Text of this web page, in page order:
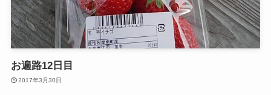
お遍路12日目
2017年3月30日